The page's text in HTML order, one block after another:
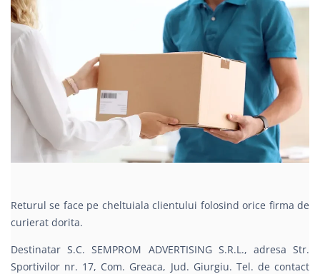
Returul se face pe cheltuiala clientului folosind orice firma de
curierat dorita.
Destinatar S.C. SEMPROM ADVERTISING S.R.L., adresa Str.
Sportivilor nr. 17, Com. Greaca, Jud. Giurgiu. Tel. de contact